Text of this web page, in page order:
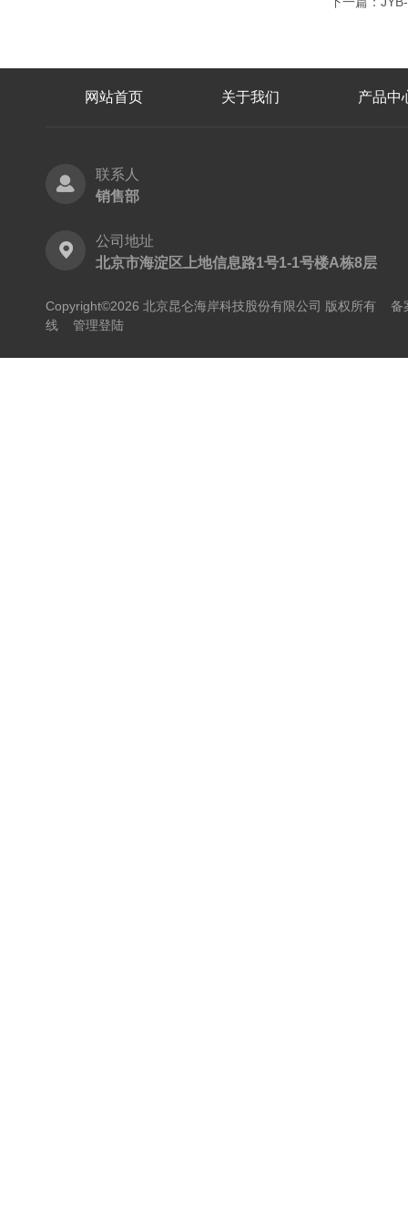
网站首页 关于我们 产品中
联系人
销售部
公司地址
北京市海淀区上地信息路1号1-1号楼A栋8层
Copyright©2026 北京昆仑海岸科技股份有限公司 版权所有 备
线
管理登陆